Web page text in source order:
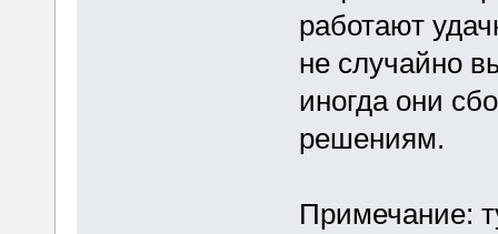
работают
не случайно
иногда они
решениям.
Примечание: